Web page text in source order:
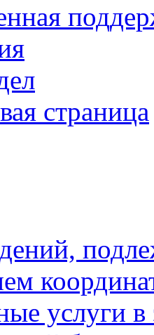
страница
услуги в